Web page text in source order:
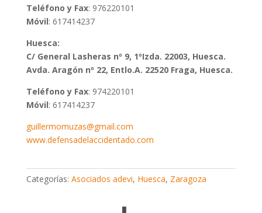
Teléfono y Fax: 976220101
Móvil: 617414237
Huesca:
C/ General Lasheras nº 9, 1ºIzda. 22003, Huesca.
Avda. Aragón nº 22, Entlo.A. 22520 Fraga, Huesca.
Teléfono y Fax: 974220101
Móvil: 617414237
guillermomuzas@gmail.com
www.defensadelaccidentado.com
Categorías: Asociados adevi, Huesca, Zaragoza